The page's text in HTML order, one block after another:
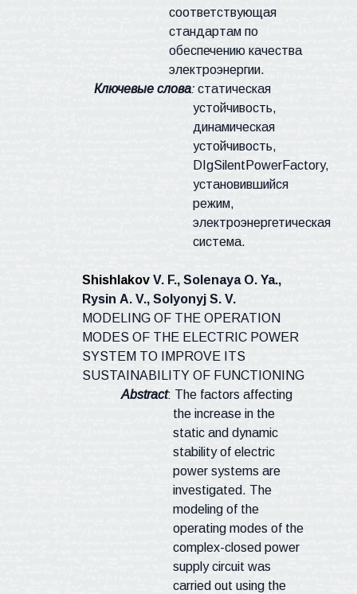
соответствующая
стандартам по
обеспечению качества
электроэнергии.
Ключевые слова:статическая
устойчивость,
динамическая
устойчивость,
DIgSilentPowerFactory,
установившийся
режим,
электроэнергетическая
система.
ShishlakovV. F., Solenaya O. Ya.,
Rysin А. V., Solyonyj S. V.
MODELING OF THE OPERATION
MODES OF THE ELECTRIC POWER
SYSTEM TO IMPROVE ITS
SUSTAINABILITY OF FUNCTIONING
Abstract: The factors affecting
the increase in the
static and dynamic
stability of electric
power systems are
investigated. The
modeling of the
operating modes of the
complex-closed power
supply circuit was
carried out using the